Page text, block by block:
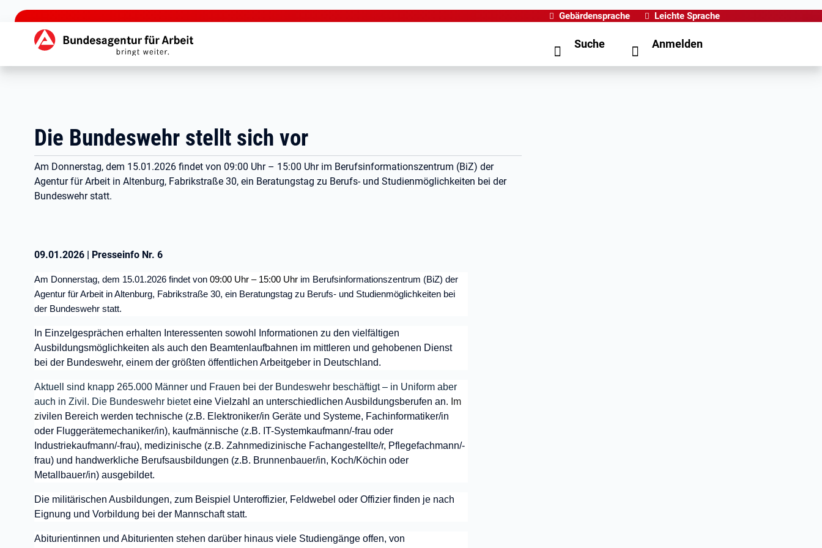
zu den Hauptinhalten springen
Gebärdensprache Leichte Sprache
Hauptnavigation Suche Anmelden
Die Bundeswehr stellt sich vor
Am Donnerstag, dem 15.01.2026 findet von 09:00 Uhr – 15:00 Uhr im Berufsinformationszentrum (BiZ) der
Agentur für Arbeit in Altenburg, Fabrikstraße 30, ein Beratungstag zu Berufs- und Studienmöglichkeiten bei der
Bundeswehr statt.
09.01.2026 | Presseinfo Nr. 6
Am Donnerstag, dem 15.01.2026 findet von 09:00 Uhr – 15:00 Uhr im Berufsinformationszentrum (BiZ) der
Agentur für Arbeit in Altenburg, Fabrikstraße 30, ein Beratungstag zu Berufs- und Studienmöglichkeiten bei
der Bundeswehr statt.
In Einzelgesprächen erhalten Interessenten sowohl Informationen zu den vielfältigen
Ausbildungsmöglichkeiten als auch den Beamtenlaufbahnen im mittleren und gehobenen Dienst
bei der Bundeswehr, einem der größten öffentlichen Arbeitgeber in Deutschland.
Aktuell sind knapp 265.000 Männer und Frauen bei der Bundeswehr beschäftigt – in Uniform aber
auch in Zivil. Die Bundeswehr bieteteine Vielzahl an unterschiedlichen Ausbildungsberufen an. Im
zivilen Bereich werden technische (z.B. Elektroniker/in Geräte und Systeme, Fachinformatiker/in
oder Fluggerätemechaniker/in), kaufmännische (z.B. IT-Systemkaufmann/-frau oder
Industriekaufmann/-frau), medizinische (z.B. Zahnmedizinische Fachangestellte/r, Pflegefachmann/-
frau) und handwerkliche Berufsausbildungen (z.B. Brunnenbauer/in, Koch/Köchin oder
Metallbauer/in) ausgebildet.
Die militärischen Ausbildungen, zum Beispiel Unteroffizier, Feldwebel oder Offizier finden je nach
Eignung und Vorbildung bei der Mannschaft statt.
Abiturientinnen und Abiturienten stehen darüber hinaus viele Studiengänge offen, von